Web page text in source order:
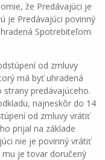
že Predávajúci je
je Predávajúci povinný
Spotrebiteľom
od zmluvy
má byť uhradená
predávajúceho.
najneskôr do 14
od zmluvy vrátiť
prijal na základe
nie je povinný vrátiť
je tovar doručený